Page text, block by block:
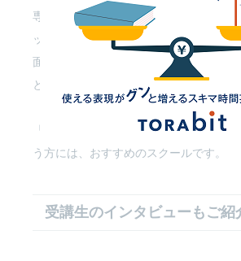
専属でサポートしてくれる、英語コーチ
ッスンは週３回確保される上に受け放
面談やメールで日々サポートも受けら
とは一線を画す本格的なプログラムにな
「短期間でどうしても英語が話せるよ
う方には、おすすめのスクールです。
受講生のインタビューもご紹